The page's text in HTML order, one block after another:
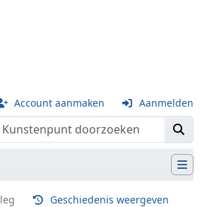
Account aanmaken Aanmelden
Geschiedenis weergeven